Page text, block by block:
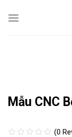
Mẫu CNC
(0